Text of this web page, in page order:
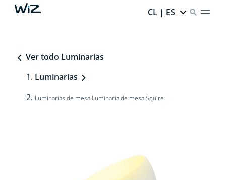
CL | ES
Ver todo Luminarias
Luminarias
Luminarias de mesa Luminaria de mesa Squire